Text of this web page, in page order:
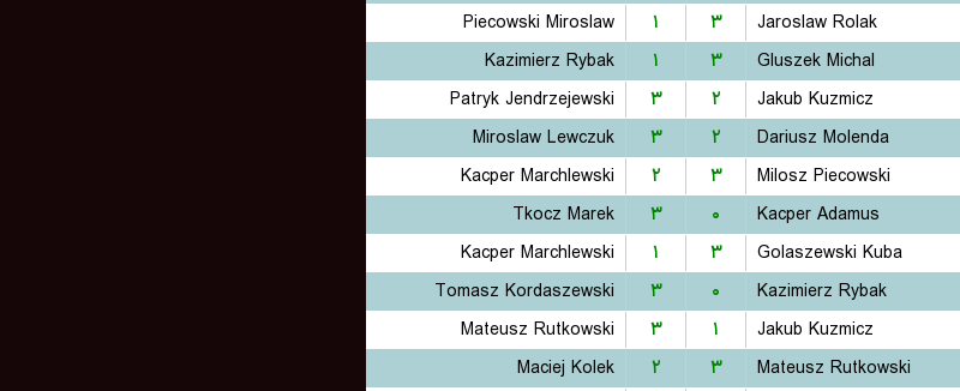
Piecowski Miroslaw
۱ ۳ Jaroslaw Rolak
Kazimierz Rybak
۱ ۳ Gluszek Michal
Patryk Jendrzejewski
۳ ۲ Jakub Kuzmicz
Miroslaw Lewczuk
۳ ۲ Dariusz Molenda
Kacper Marchlewski
۲ ۳ Milosz Piecowski
Tkocz Marek
۳ ۰ Kacper Adamus
Kacper Marchlewski
۱ ۳ Golaszewski Kuba
Tomasz Kordaszewski
۳ ۰ Kazimierz Rybak
Mateusz Rutkowski
۳ ۱ Jakub Kuzmicz
Maciej Kolek
۲ ۳ Mateusz Rutkowski